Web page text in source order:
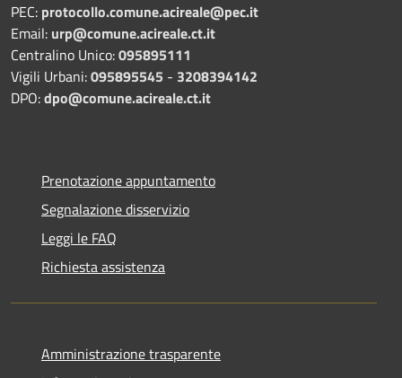
PEC: protocollo.comune.acireale@pec.it
Email: urp@comune.acireale.ct.it
Centralino Unico:095895111
Vigili Urbani:095895545 - 3208394142
DPO:dpo@comune.acireale.ct.it
Prenotazione appuntamento
Segnalazione disservizio
Leggi le FAQ
Richiesta assistenza
Amministrazione trasparente